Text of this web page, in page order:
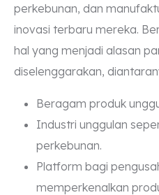
perkebunan, dan
inovasi terbaru mereka.
hal yang menjadi alasan
diselenggarakan,
Beragam produk
Industri unggulan
perkebunan.
Platform bagi
memperkenalkan